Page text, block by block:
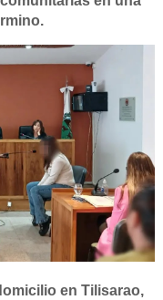
en Tilisarao,